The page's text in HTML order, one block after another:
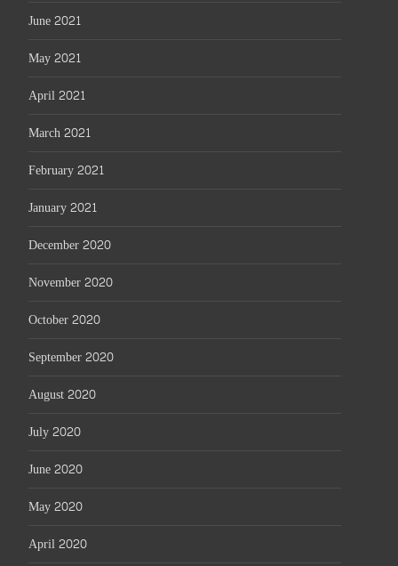
June 2021
May 2021
April 2021
March 2021
February 2021
January 2021
December 2020
November 2020
October 2020
September 2020
August 2020
July 2020
June 2020
May 2020
April 2020